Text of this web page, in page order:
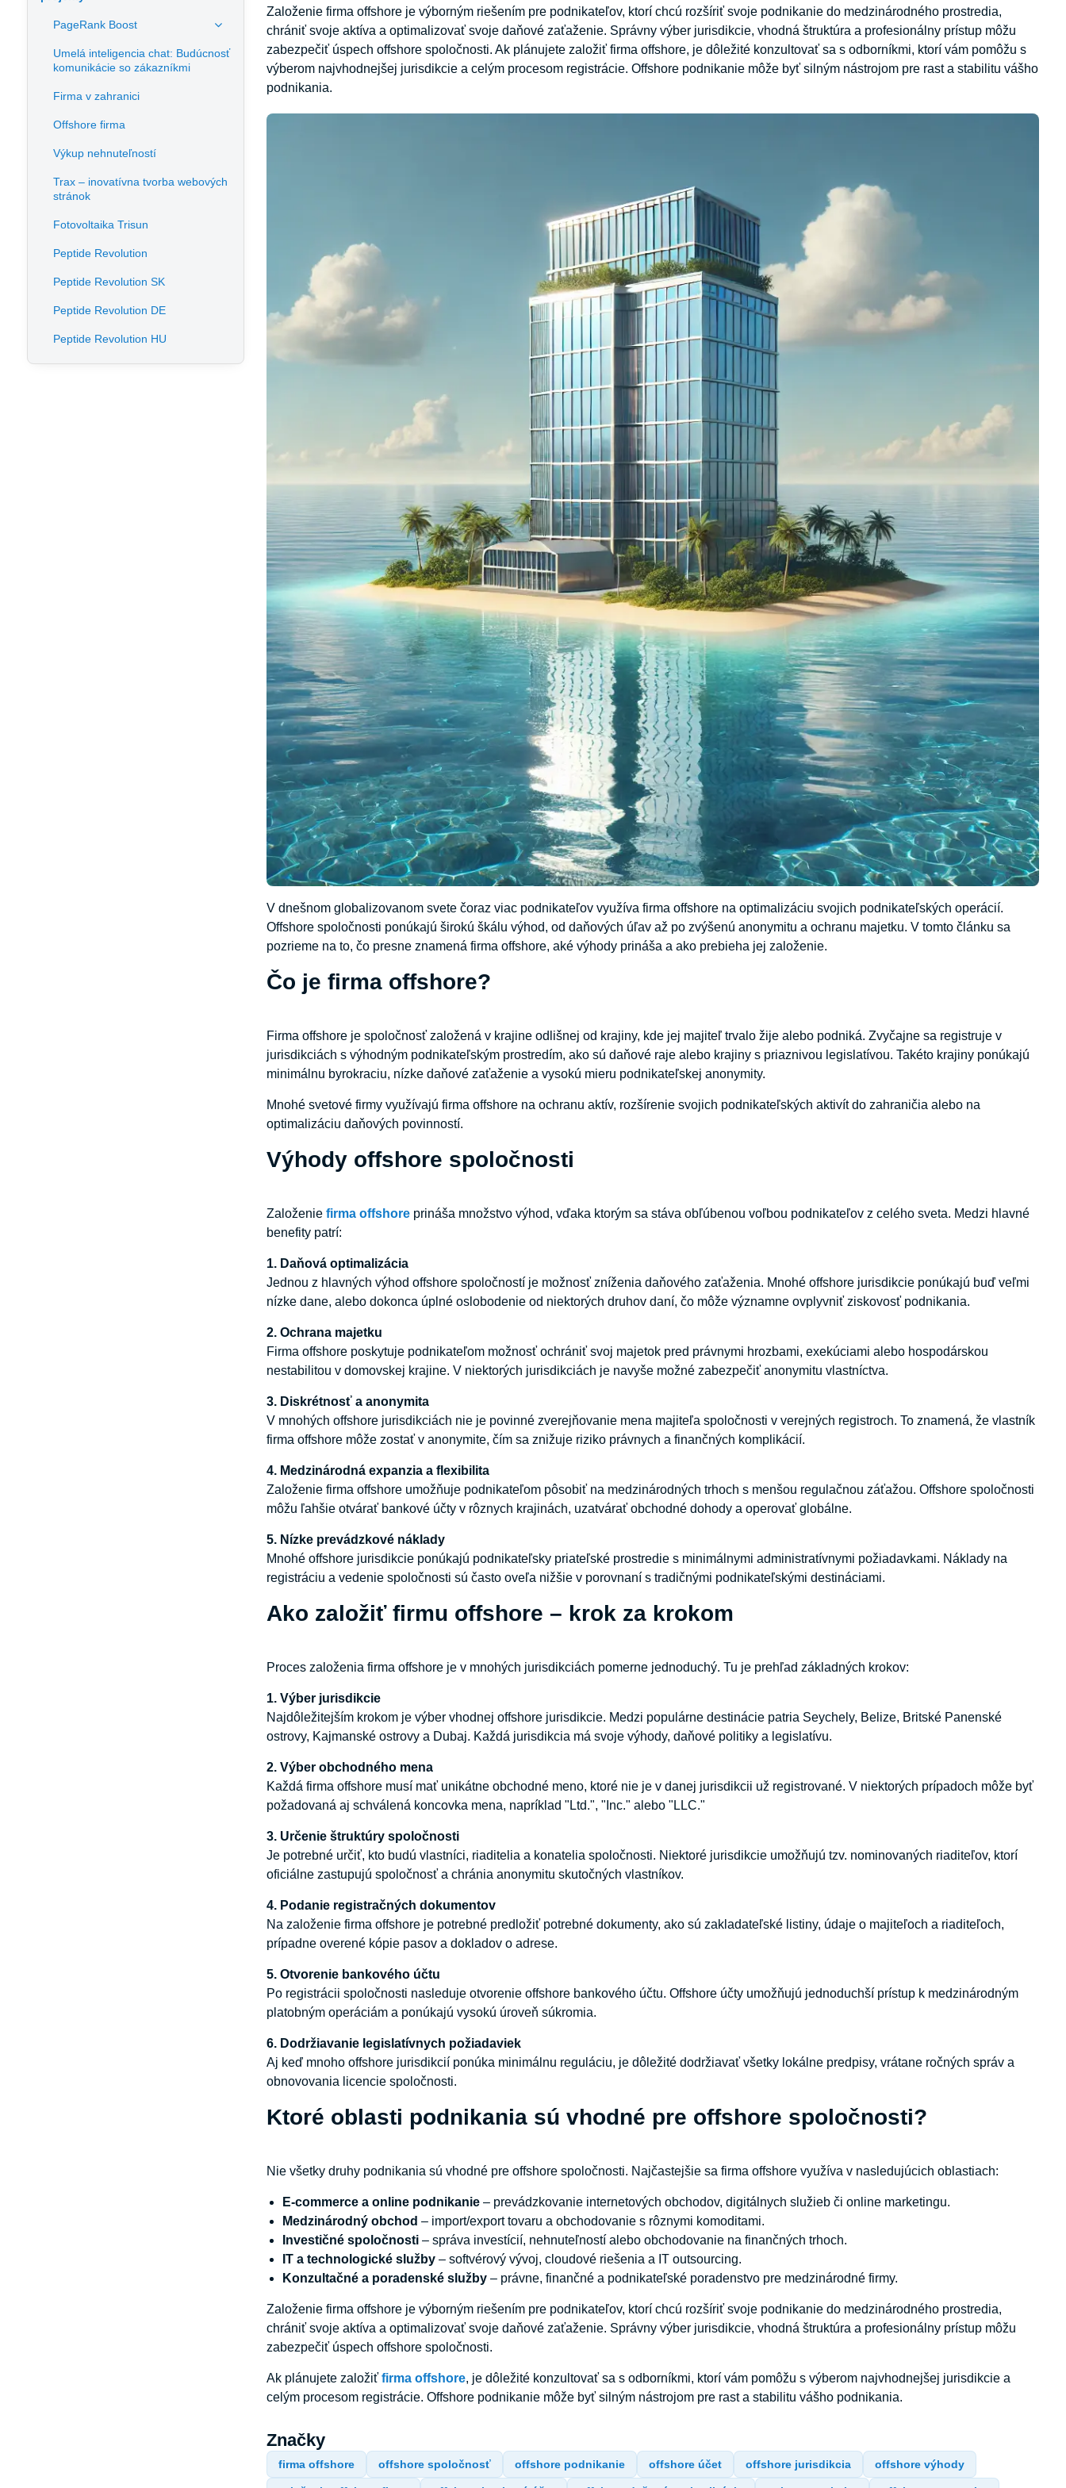
Založenie firma offshore je výborným riešením pre podnikateľov, ktorí chcú rozšíriť svoje podnikanie do medzinárodného prostredia,
chrániť svoje aktíva a optimalizovať svoje daňové zaťaženie. Správny výber jurisdikcie, vhodná štruktúra a profesionálny prístup môžu
zabezpečiť úspech offshore spoločnosti. Ak plánujete založiť firma offshore, je dôležité konzultovať sa s odborníkmi, ktorí vám pomôžu s
výberom najvhodnejšej jurisdikcie a celým procesom registrácie. Offshore podnikanie môže byť silným nástrojom pre rast a stabilitu vášho
podnikania.
V dnešnom globalizovanom svete čoraz viac podnikateľov využíva firma offshore na optimalizáciu svojich podnikateľských operácií.
Offshore spoločnosti ponúkajú širokú škálu výhod, od daňových úľav až po zvýšenú anonymitu a ochranu majetku. V tomto článku sa
pozrieme na to, čo presne znamená firma offshore, aké výhody prináša a ako prebieha jej založenie.
Čo je firma offshore?
Firma offshore je spoločnosť založená v krajine odlišnej od krajiny, kde jej majiteľ trvalo žije alebo podniká. Zvyčajne sa registruje v
jurisdikciách s výhodným podnikateľským prostredím, ako sú daňové raje alebo krajiny s priaznivou legislatívou. Takéto krajiny ponúkajú
minimálnu byrokraciu, nízke daňové zaťaženie a vysokú mieru podnikateľskej anonymity.
Mnohé svetové firmy využívajú firma offshore na ochranu aktív, rozšírenie svojich podnikateľských aktivít do zahraničia alebo na
optimalizáciu daňových povinností.
Výhody offshore spoločnosti
Založeniefirma offshore prináša množstvo výhod, vďaka ktorým sa stáva obľúbenou voľbou podnikateľov z celého sveta. Medzi hlavné
benefity patrí:
1. Daňová optimalizácia
Jednou z hlavných výhod offshore spoločností je možnosť zníženia daňového zaťaženia. Mnohé offshore jurisdikcie ponúkajú buď veľmi
nízke dane, alebo dokonca úplné oslobodenie od niektorých druhov daní, čo môže významne ovplyvniť ziskovosť podnikania.
2. Ochrana majetku
Firma offshore poskytuje podnikateľom možnosť ochrániť svoj majetok pred právnymi hrozbami, exekúciami alebo hospodárskou
nestabilitou v domovskej krajine. V niektorých jurisdikciách je navyše možné zabezpečiť anonymitu vlastníctva.
3. Diskrétnosť a anonymita
V mnohých offshore jurisdikciách nie je povinné zverejňovanie mena majiteľa spoločnosti v verejných registroch. To znamená, že vlastník
firma offshore môže zostať v anonymite, čím sa znižuje riziko právnych a finančných komplikácií.
4. Medzinárodná expanzia a flexibilita
Založenie firma offshore umožňuje podnikateľom pôsobiť na medzinárodných trhoch s menšou regulačnou záťažou. Offshore spoločnosti
môžu ľahšie otvárať bankové účty v rôznych krajinách, uzatvárať obchodné dohody a operovať globálne.
5. Nízke prevádzkové náklady
Mnohé offshore jurisdikcie ponúkajú podnikateľsky priateľské prostredie s minimálnymi administratívnymi požiadavkami. Náklady na
registráciu a vedenie spoločnosti sú často oveľa nižšie v porovnaní s tradičnými podnikateľskými destináciami.
Ako založiť firmu offshore – krok za krokom
Proces založenia firma offshore je v mnohých jurisdikciách pomerne jednoduchý. Tu je prehľad základných krokov:
1. Výber jurisdikcie
Najdôležitejším krokom je výber vhodnej offshore jurisdikcie. Medzi populárne destinácie patria Seychely, Belize, Britské Panenské
ostrovy, Kajmanské ostrovy a Dubaj. Každá jurisdikcia má svoje výhody, daňové politiky a legislatívu.
2. Výber obchodného mena
Každá firma offshore musí mať unikátne obchodné meno, ktoré nie je v danej jurisdikcii už registrované. V niektorých prípadoch môže byť
požadovaná aj schválená koncovka mena, napríklad "Ltd.", "Inc." alebo "LLC."
3. Určenie štruktúry spoločnosti
Je potrebné určiť, kto budú vlastníci, riaditelia a konatelia spoločnosti. Niektoré jurisdikcie umožňujú tzv. nominovaných riaditeľov, ktorí
oficiálne zastupujú spoločnosť a chránia anonymitu skutočných vlastníkov.
4. Podanie registračných dokumentov
Na založenie firma offshore je potrebné predložiť potrebné dokumenty, ako sú zakladateľské listiny, údaje o majiteľoch a riaditeľoch,
prípadne overené kópie pasov a dokladov o adrese.
5. Otvorenie bankového účtu
Po registrácii spoločnosti nasleduje otvorenie offshore bankového účtu. Offshore účty umožňujú jednoduchší prístup k medzinárodným
platobným operáciám a ponúkajú vysokú úroveň súkromia.
6. Dodržiavanie legislatívnych požiadaviek
Aj keď mnoho offshore jurisdikcií ponúka minimálnu reguláciu, je dôležité dodržiavať všetky lokálne predpisy, vrátane ročných správ a
obnovovania licencie spoločnosti.
Ktoré oblasti podnikania sú vhodné pre offshore spoločnosti?
Nie všetky druhy podnikania sú vhodné pre offshore spoločnosti. Najčastejšie sa firma offshore využíva v nasledujúcich oblastiach:
E-commerce a online podnikanie – prevádzkovanie internetových obchodov, digitálnych služieb či online marketingu.
Medzinárodný obchod – import/export tovaru a obchodovanie s rôznymi komoditami.
Investičné spoločnosti – správa investícií, nehnuteľností alebo obchodovanie na finančných trhoch.
IT a technologické služby – softvérový vývoj, cloudové riešenia a IT outsourcing.
Konzultačné a poradenské služby – právne, finančné a podnikateľské poradenstvo pre medzinárodné firmy.
Založenie firma offshore je výborným riešením pre podnikateľov, ktorí chcú rozšíriť svoje podnikanie do medzinárodného prostredia,
chrániť svoje aktíva a optimalizovať svoje daňové zaťaženie. Správny výber jurisdikcie, vhodná štruktúra a profesionálny prístup môžu
zabezpečiť úspech offshore spoločnosti.
Ak plánujete založiťfirma offshore, je dôležité konzultovať sa s odborníkmi, ktorí vám pomôžu s výberom najvhodnejšej jurisdikcie a
celým procesom registrácie. Offshore podnikanie môže byť silným nástrojom pre rast a stabilitu vášho podnikania.
Značky
firma offshore offshore spoločnosť offshore podnikanie offshore účet offshore jurisdikcia offshore výhody
PageRank Boost
Umelá inteligencia chat: Budúcnosť
komunikácie so zákazníkmi
Firma v zahranici
Offshore firma
Výkup nehnuteľností
Trax – inovatívna tvorba webových
stránok
Fotovoltaika Trisun
Peptide Revolution
Peptide Revolution SK
Peptide Revolution DE
Peptide Revolution HU